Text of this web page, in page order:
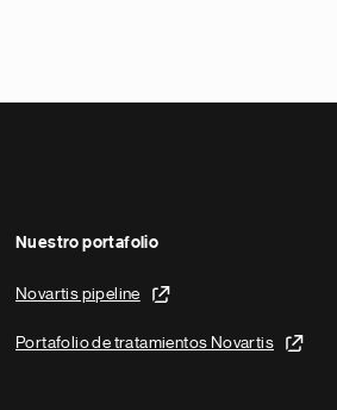
Nuestro portafolio
Novartis pipeline
Portafolio de tratamientos Novartis